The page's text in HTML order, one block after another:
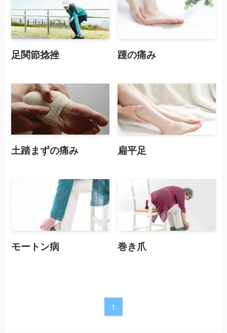
足関節捻挫 踵の痛み
土踏まずの痛み 扁平足
モートン病 巻き爪
1